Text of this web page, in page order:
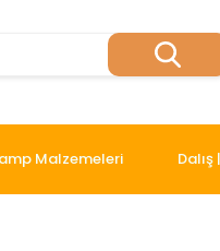
Malzemeleri